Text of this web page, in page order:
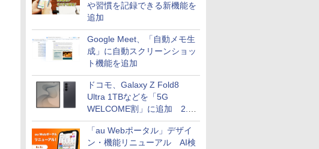
や習慣を記録できる新機能を
追加
Google Meet、「自動メモ生
成」に自動スクリーンショッ
ト機能を追加
ドコモ、Galaxy Z Fold8
Ultra 1TBなどを「5G
WELCOME割」に追加 2.2
万円引き
「au Webポータル」デザイ
ン・機能リニューアル AI検